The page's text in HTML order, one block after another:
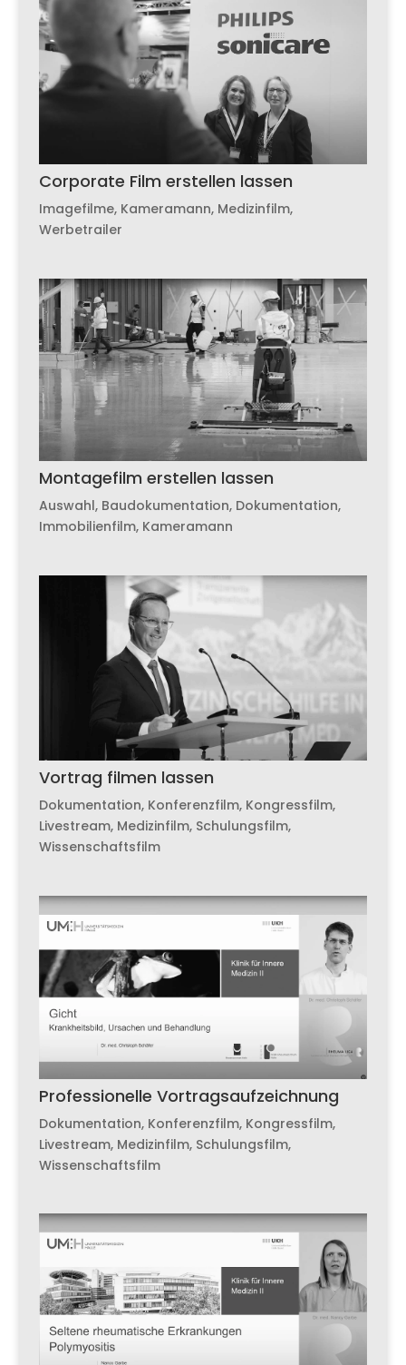
Corporate Film erstellen lassen
Imagefilme, Kameramann, Medizinfilm,
Werbetrailer
Montagefilm erstellen lassen
Auswahl, Baudokumentation, Dokumentation,
Immobilienfilm, Kameramann
Vortrag filmen lassen
Dokumentation, Konferenzfilm, Kongressfilm,
Livestream, Medizinfilm, Schulungsfilm,
Wissenschaftsfilm
Professionelle Vortragsaufzeichnung
Dokumentation, Konferenzfilm, Kongressfilm,
Livestream, Medizinfilm, Schulungsfilm,
Wissenschaftsfilm